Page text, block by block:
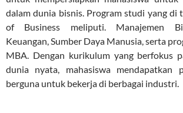
dalam dunia bisnis. Program studi yang di
of Business meliputi. Manajemen
Keuangan, Sumber Daya Manusia, serta
MBA. Dengan kurikulum yang berfokus
dunia nyata, mahasiswa mendapatkan
berguna untuk bekerja di berbagai industri.